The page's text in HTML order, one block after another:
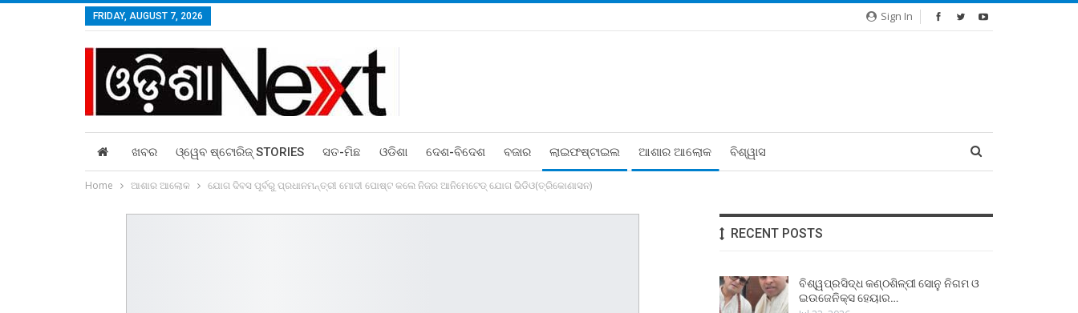
Sign In
FRIDAY, AUGUST 7, 2026
ଖବର ଓ୍ୱେବ ଷ୍ଟୋରିଜ୍‌ STORIES ସତ-ମିଛ ଓଡିଶା ଦେଶ-ବିଦେଶ ବଜାର ଲାଇଫଷ୍ଟାଇଲ ଆଶାର ଆଲୋକ ବିଶ୍ୱାସ
Home ଆଶାର ଆଲୋକ ଯୋଗ ଦିବସ ପୂର୍ବରୁ ପ୍ରଧାନମନ୍ତ୍ରୀ ମୋଦୀ ପୋଷ୍ଟ କଲେ ନିଜର ଆନିମେଟେଡ୍‌ ଯୋଗ ଭିଡିଓ(ତ୍ରିକୋଣାସନ)
RECENT POSTS
ବିଶ୍ୱପ୍ରସିଦ୍ଧ କଣ୍ଠଶିଳ୍ପୀ ସୋନୁ ନିଗମ ଓ
ଇଉଜେନିକ୍ସ ହେୟାର…